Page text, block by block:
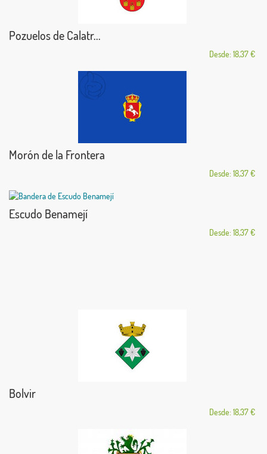
Pozuelos de Calatr...
Desde: 18,37 €
Morón de la Frontera
Desde: 18,37 €
Escudo Benamejí
Desde: 18,37 €
Bolvir
Desde: 18,37 €